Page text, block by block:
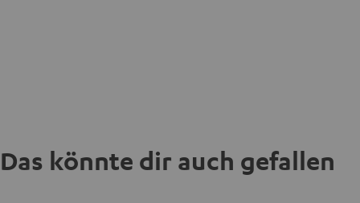
Das könnte dir auch gefallen